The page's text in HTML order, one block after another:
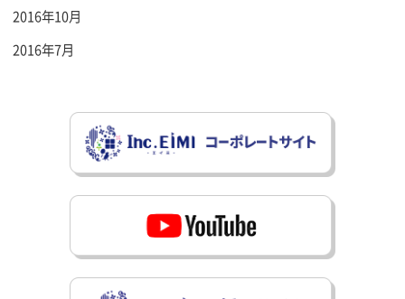
2016年10月
2016年7月